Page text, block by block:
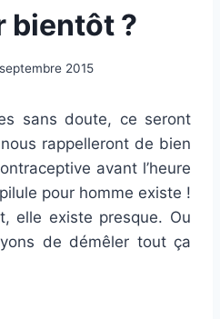
bientôt ?
2015
sans doute, ce seront
rappelleront de bien
avant l’heure
pour homme existe !
elle existe presque. Ou
de démêler tout ça